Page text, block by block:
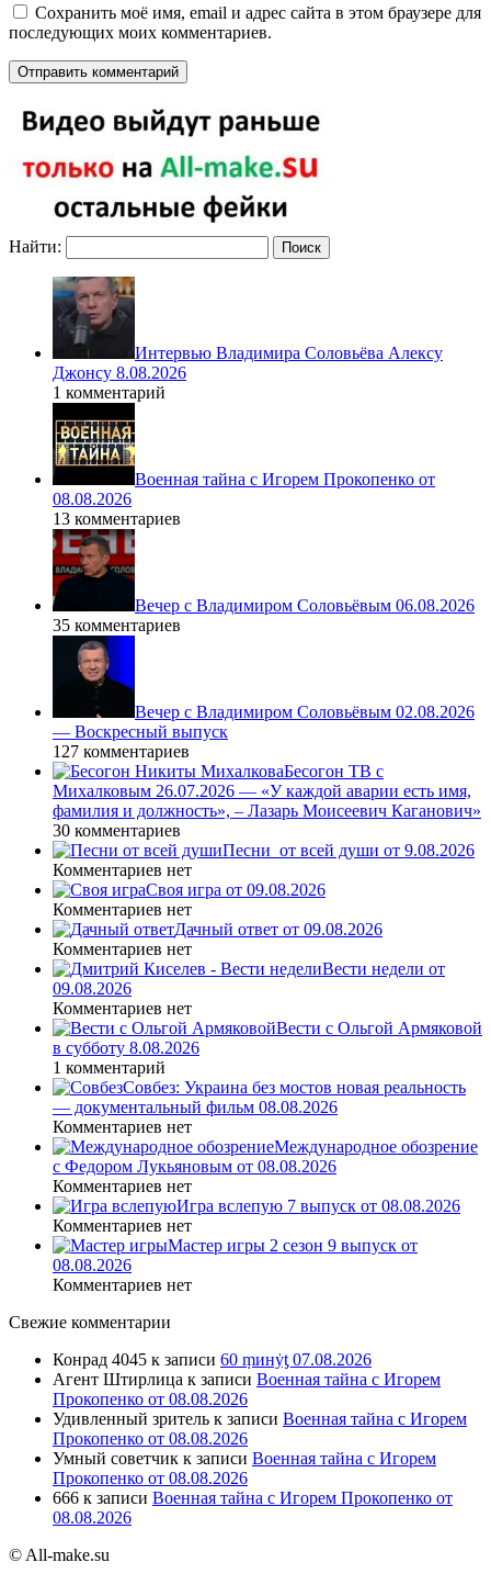
Сохранить моё имя, email и адрес сайта в этом браузере для
последующих моих комментариев.
Найти:
Интервью Владимира Соловьёва Алексу
Джонсу 8.08.2026
1 комментарий
Военная тайна с Игорем Прокопенко от
08.08.2026
13 комментариев
Вечер с Владимиром Соловьёвым 06.08.2026
35 комментариев
Вечер с Владимиром Соловьёвым 02.08.2026
— Воскресный выпуск
127 комментариев
Бесогон ТВ с
Михалковым 26.07.2026 — «У каждой аварии есть имя,
фамилия и должность», – Лазарь Моисеевич Каганович»
30 комментариев
Песни_от всей души от 9.08.2026
Комментариев нет
Своя игра от 09.08.2026
Комментариев нет
Дачный ответ от 09.08.2026
Комментариев нет
Вести недели от
09.08.2026
Комментариев нет
Вести с Ольгой Армяковой
в субботу 8.08.2026
1 комментарий
Совбез: Украина без мостов новая реальность
— документальный фильм 08.08.2026
Комментариев нет
Международное обозрение
с Федором Лукьяновым от 08.08.2026
Комментариев нет
Игра вслепую 7 выпуск от 08.08.2026
Комментариев нет
Мастер игры 2 сезон 9 выпуск от
08.08.2026
Комментариев нет
Свежие комментарии
Конрад 4045 к записи 60 ṃинẏƫ 07.08.2026
Агент Штирлица к записи Военная тайна с Игорем
Прокопенко от 08.08.2026
Удивленный зритель к записи Военная тайна с Игорем
Прокопенко от 08.08.2026
Умный советчик к записи Военная тайна с Игорем
Прокопенко от 08.08.2026
666 к записи Военная тайна с Игорем Прокопенко от
08.08.2026
© All-make.su